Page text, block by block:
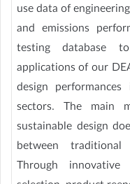
use data of
and emissions
testing database
applications of our
design
sectors. The main
sustainable design
between
Through